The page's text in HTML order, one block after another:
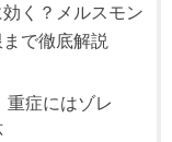
く？メルスモン
で徹底解説
重症にはゾレ